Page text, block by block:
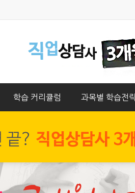
학습 커리큘럼 과목별 학습전